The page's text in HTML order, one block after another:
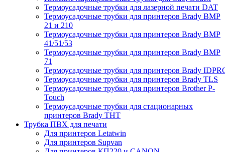
Термоусадочные трубки для лазерной печати DAT
Термоусадочные трубки для принтеров Brady BMP
21 и 210
Термоусадочные трубки для принтеров Brady BMP
41/51/53
Термоусадочные трубки для принтеров Brady BMP
71
Термоусадочные трубки для принтеров Brady
Термоусадочные трубки для принтеров Brady TLS
Термоусадочные трубки для принтеров Brother P-
Touch
Термоусадочные трубки для стационарных
принтеров Brady THT
Трубка ПВХ для печати
Для принтеров Letatwin
Для принтеров Supvan